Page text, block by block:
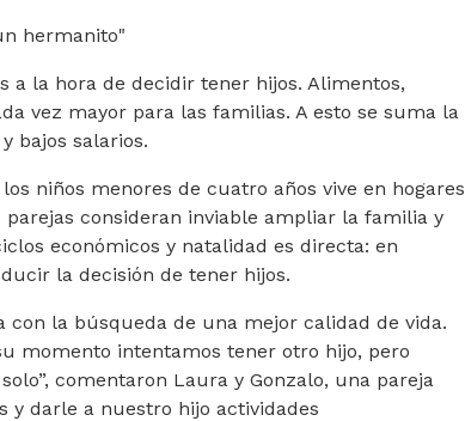
hermanito"
a la hora de decidir tener hijos. Alimentos,
vez mayor para las familias. A esto se suma la
bajos salarios.
niños menores de cuatro años vive en hogares
parejas consideran inviable ampliar la familia y
económicos y natalidad es directa: en
la decisión de tener hijos.
la búsqueda de una mejor calidad de vida.
momento intentamos tener otro hijo, pero
comentaron Laura y Gonzalo, una pareja
y darle a nuestro hijo actividades